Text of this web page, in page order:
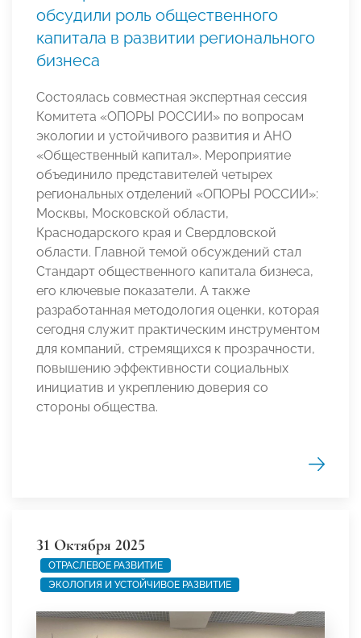
обсудили роль общественного
капитала в развитии регионального
бизнеса
Состоялась совместная экспертная сессия
Комитета «ОПОРЫ РОССИИ» по вопросам
экологии и устойчивого развития и АНО
«Общественный капитал». Мероприятие
объединило представителей четырех
региональных отделений «ОПОРЫ РОССИИ»:
Москвы, Московской области,
Краснодарского края и Свердловской
области. Главной темой обсуждений стал
Стандарт общественного капитала бизнеса,
его ключевые показатели. А также
разработанная методология оценки, которая
сегодня служит практическим инструментом
для компаний, стремящихся к прозрачности,
повышению эффективности социальных
инициатив и укреплению доверия со
стороны общества.
31 Октября 2025
ОТРАСЛЕВОЕ РАЗВИТИЕ
ЭКОЛОГИЯ И УСТОЙЧИВОЕ РАЗВИТИЕ